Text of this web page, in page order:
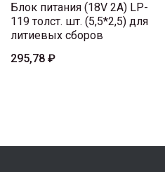
Блок питания (18V 2A) LP-
119 толст. шт. (5,5*2,5) для
литиевых сборов
295,78 ₽